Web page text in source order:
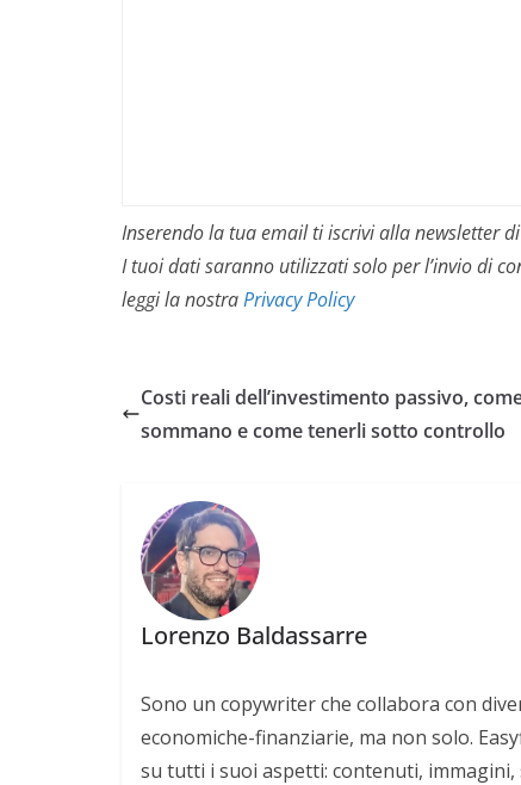
Inserendo la tua email ti iscrivi alla newsletter
I tuoi dati saranno utilizzati solo per l’invio di
leggi la nostraPrivacy Policy
Costi reali dell’investimento passivo,
sommano e come tenerli sotto controllo
Lorenzo Baldassarre
Sono un copywriter che collabora con
economiche-finanziarie, ma non solo.
su tutti i suoi aspetti: contenuti,